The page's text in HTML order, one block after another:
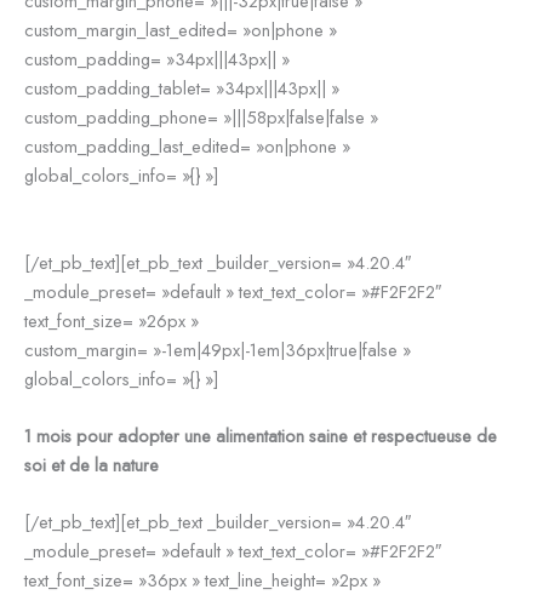
custom_margin_last_edited= »on|phone »
custom_padding= »34px|||43px|| »
custom_padding_tablet= »34px|||43px|| »
custom_padding_phone= »|||58px|false|false »
custom_padding_last_edited= »on|phone »
global_colors_info= »{} »]
[/et_pb_text][et_pb_text _builder_version= »4.20.4″
_module_preset= »default » text_text_color= »#F2F2F2″
text_font_size= »26px »
custom_margin= »-1em|49px|-1em|36px|true|false »
global_colors_info= »{} »]
1 mois pour adopter une alimentation saine et respectueuse de
soi et de la nature
[/et_pb_text][et_pb_text _builder_version= »4.20.4″
_module_preset= »default » text_text_color= »#F2F2F2″
text_font_size= »36px » text_line_height= »2px »